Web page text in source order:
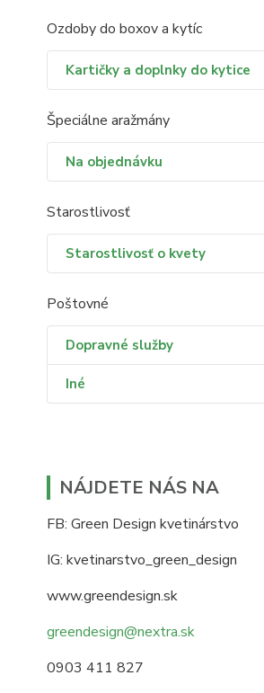
Ozdoby do boxov a kytíc
Kartičky a doplnky do kytice
Špeciálne aražmány
Na objednávku
Starostlivosť
Starostlivosť o kvety
Poštovné
Dopravné služby
Iné
NÁJDETE NÁS NA
FB: Green Design kvetinárstvo
IG: kvetinarstvo_green_design
www.greendesign.sk
greendesign@nextra.sk
0903 411 827